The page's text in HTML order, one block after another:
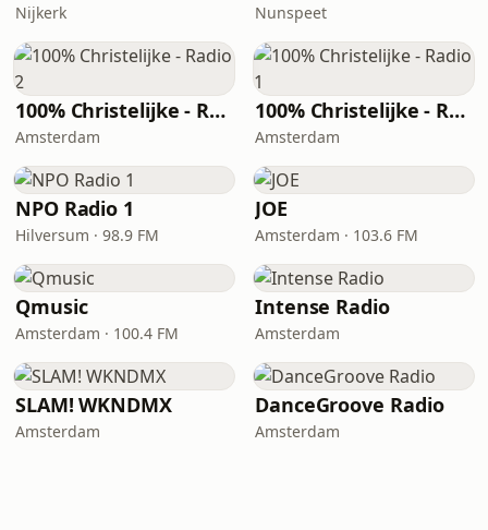
Nijkerk Nunspeet
100% Christelijke - Radio 2
Amsterdam
100% Christelijke - Radio 1
Amsterdam
NPO Radio 1
Hilversum · 98.9 FM
JOE
Amsterdam · 103.6 FM
Qmusic
Amsterdam · 100.4 FM
Intense Radio
Amsterdam
SLAM! WKNDMX
Amsterdam
DanceGroove Radio
Amsterdam